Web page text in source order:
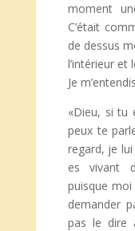
moment
C’était
de dessus
l’intérieur et
Je
«Dieu, si tu
peux te
regard, je
es vivant
puisque
demander
pas le dire